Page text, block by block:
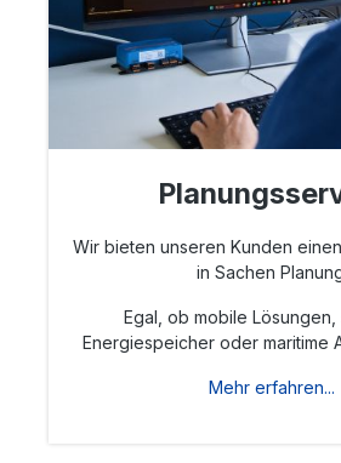
Wir bieten unseren Kunden
in Sachen
Egal, ob mobile Lösungen,
Energiespeicher oder maritime
Mehr erfahren...